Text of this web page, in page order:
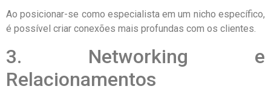
Ao posicionar-se como especialista em um nicho específico,
é possível criar conexões mais profundas com os clientes.
3. Networking e
Relacionamentos